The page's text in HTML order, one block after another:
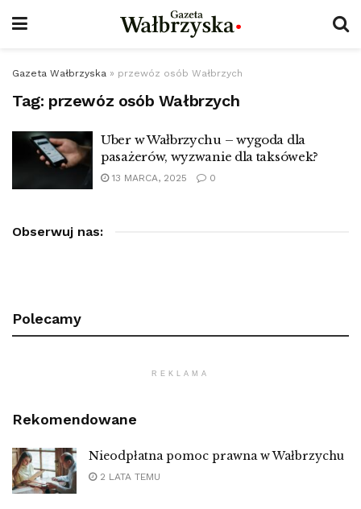
Gazeta Wałbrzyska » przewóz osób Wałbrzych
Tag: przewóz osób Wałbrzych
Uber w Wałbrzychu – wygoda dla
pasażerów, wyzwanie dla taksówek?
13 MARCA, 2025 0
Obserwuj nas:
Polecamy
REKLAMA
Rekomendowane
Nieodpłatna pomoc prawna w Wałbrzychu
2 LATA TEMU